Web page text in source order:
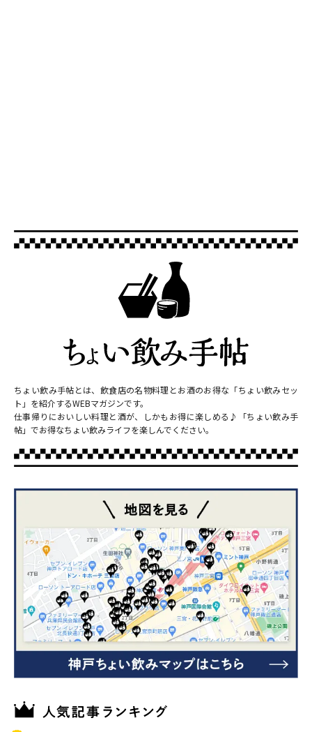
ちょい飲み手帖とは、飲食店の名物料理とお酒のお得な「ちょい飲みセッ
ト」を紹介するWEBマガジンです。
仕事帰りにおいしい料理と酒が、しかもお得に楽しめる♪「ちょい飲み手
帖」でお得なちょい飲みライフを楽しんでください。